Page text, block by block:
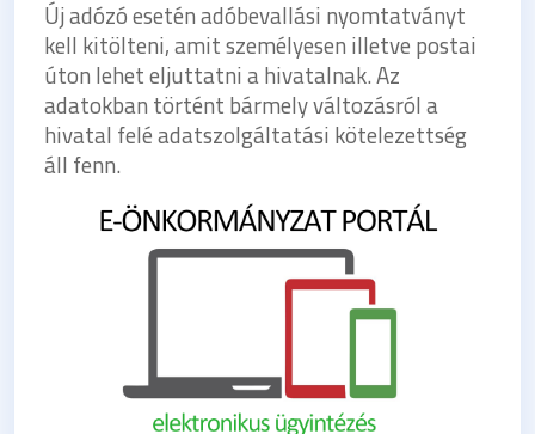
Új adózó esetén adóbevallási nyomtatványt
kell kitölteni, amit személyesen illetve postai
úton lehet eljuttatni a hivatalnak. Az
adatokban történt bármely változásról a
hivatal felé adatszolgáltatási kötelezettség
áll fenn.